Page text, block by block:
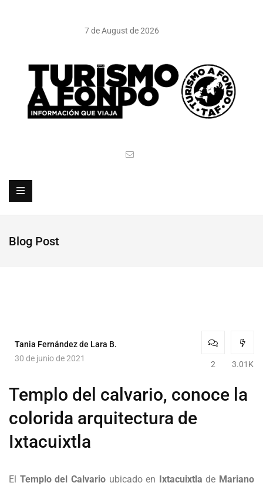
7 de August de 2026
Blog Post
Tania Fernández de Lara B.
30 de junio de 2021
2 3.01K
Templo del calvario, conoce la
colorida arquitectura de
Ixtacuixtla
El Templo del Calvarioubicado en Ixtacuixtla de Mariano